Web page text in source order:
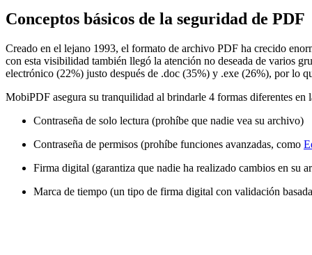
Conceptos básicos de la seguridad de PDF
Creado en el lejano 1993, el formato de archivo PDF ha crecido
con esta visibilidad también llegó la atención no deseada de varios
electrónico (22%) justo después de .doc (35%) y .exe (26%), por lo
MobiPDF asegura su tranquilidad al brindarle 4 formas diferentes en
Contraseña de solo lectura (prohíbe que nadie vea su archivo)
Contraseña de permisos (prohíbe funciones avanzadas, como
Firma digital (garantiza que nadie ha realizado cambios en su
Marca de tiempo (un tipo de firma digital con validación